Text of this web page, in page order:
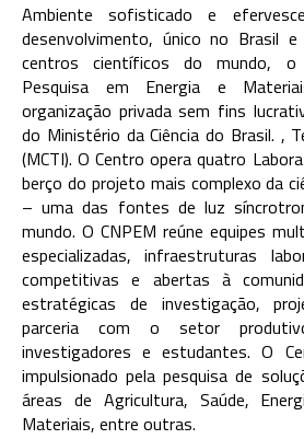
Ambiente sofisticado e
desenvolvimento, único no Brasil
centros científicos do mundo, o
Pesquisa em Energia e
organização privada sem fins
do Ministério da Ciência do Brasil. ,
(MCTI). O Centro opera quatro
berço do projeto mais complexo da
– uma das fontes de luz
mundo. O CNPEM reúne equipes
especializadas, infraestruturas
competitivas e abertas à
estratégicas de investigação,
parceria com o setor
investigadores e estudantes. O
impulsionado pela pesquisa de
áreas de Agricultura, Saúde,
Materiais, entre outras.